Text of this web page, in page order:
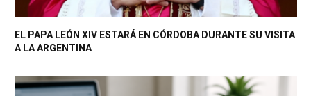
EL PAPA LEÓN XIV ESTARÁ EN CÓRDOBA DURANTE SU VISITA
A LA ARGENTINA